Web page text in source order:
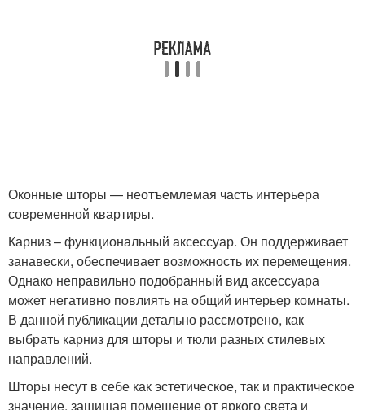
Оконные шторы — неотъемлемая часть интерьера
современной квартиры.
Карниз – функциональный аксессуар. Он поддерживает
занавески, обеспечивает возможность их перемещения.
Однако неправильно подобранный вид аксессуара
может негативно повлиять на общий интерьер комнаты.
В данной публикации детально рассмотрено, как
выбрать карниз для шторы и тюли разных стилевых
направлений.
Шторы несут в себе как эстетическое, так и практическое
значение, защищая помещение от яркого света и